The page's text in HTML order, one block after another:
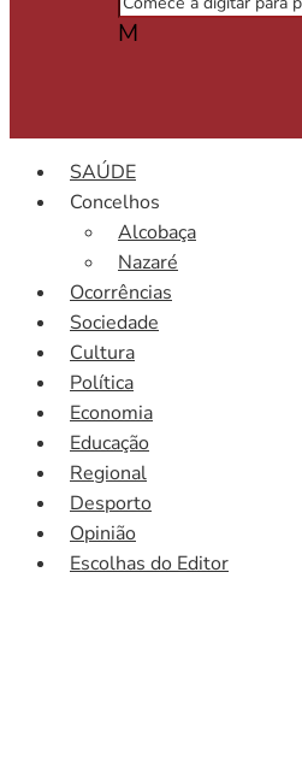
M
SAÚDE
Concelhos
Alcobaça
Nazaré
Ocorrências
Sociedade
Cultura
Política
Economia
Educação
Regional
Desporto
Opinião
Escolhas do Editor